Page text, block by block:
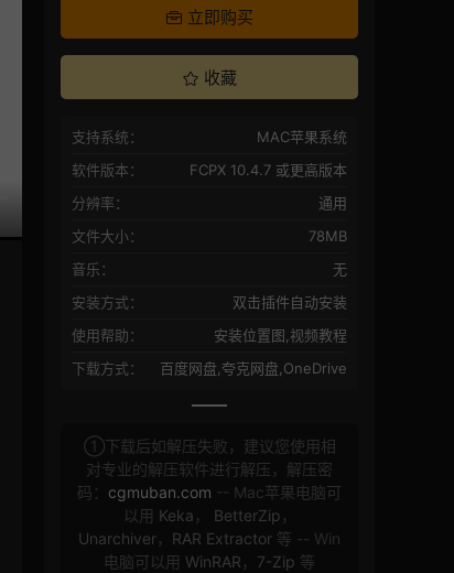
立即购买
收藏
支持系统：
MAC苹果系统
软件版本：
FCPX 10.4.7 或更高版本
分辨率：
通用
文件大小：
78MB
音乐：
无
安装方式：
双击插件自动安装
使用帮助：
安装位置图,视频教程
下载方式：
百度网盘,夸克网盘,OneDrive
①下载后如解压失败，建议您使用相
对专业的解压软件进行解压，解压密
码： cgmuban.com -- Mac苹果电脑可
以用 Keka ， BetterZip ，
Unarchiver， RAR Extractor 等 -- Win
电脑可以用 WinRAR ， 7-Zip 等